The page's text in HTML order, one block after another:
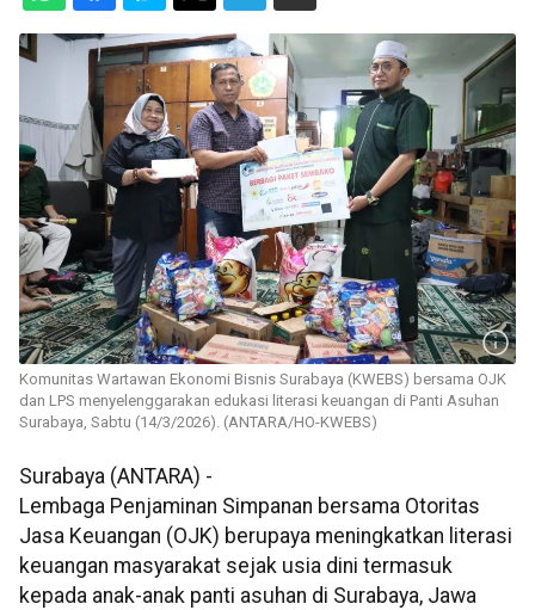
Komunitas Wartawan Ekonomi Bisnis Surabaya (KWEBS) bersama OJK
dan LPS menyelenggarakan edukasi literasi keuangan di Panti Asuhan
Surabaya, Sabtu (14/3/2026). (ANTARA/HO-KWEBS)
Surabaya (ANTARA) -
Lembaga Penjaminan Simpanan bersama Otoritas
Jasa Keuangan (OJK) berupaya meningkatkan literasi
keuangan masyarakat sejak usia dini termasuk
kepada anak-anak panti asuhan di Surabaya, Jawa